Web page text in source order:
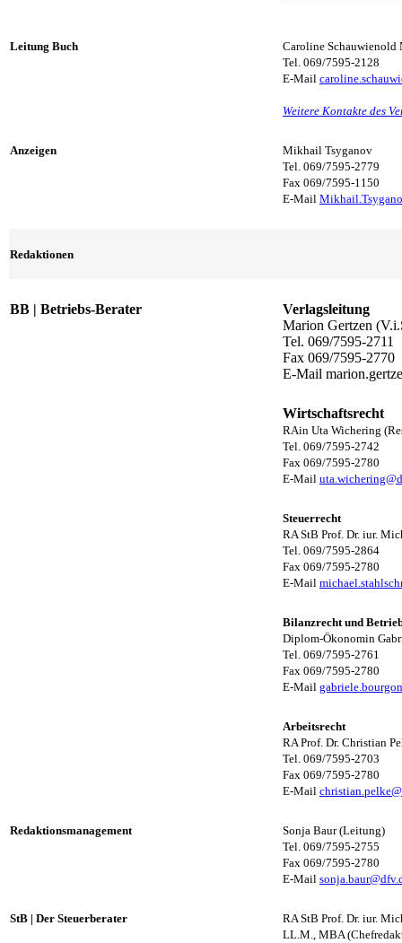
Leitung Buch
Caroline Schauwienold
Tel. 069/7595-2128
E-Mail
Weitere Kontakte des
Anzeigen
Mikhail Tsyganov
Tel. 069/7595-2779
Fax 069/7595-1150
E-Mail
Redaktionen
BB | Betriebs-Berater
Verlagsleitung
Marion Gertzen
Tel. 069/7595-2711
Fax 069/7595-2770
E-Mail
Wirtschaftsrecht
RAin Uta Wichering
Tel. 069/7595-2742
Fax 069/7595-2780
E-Mail
Steuerrecht
RA StB Prof. Dr. iur.
Tel. 069/7595-2864
Fax 069/7595-2780
E-Mail
Bilanzrecht und
Diplom-Ökonomin
Tel. 069/7595-2761
Fax 069/7595-2780
E-Mail
Arbeitsrecht
RA Prof. Dr. Christian
Tel. 069/7595-2703
Fax 069/7595-2780
E-Mail
Redaktionsmanagement
Sonja Baur (Leitung)
Tel. 069/7595-2755
Fax 069/7595-2780
E-Mail
StB | Der Steuerberater
RA StB Prof. Dr. iur.
LL.M., MBA